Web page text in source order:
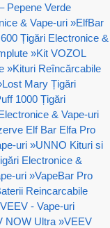
Pepene Verde
& Vape-uri »ElfBar
Țigări Electronice &
»Kit VOZOL
»Kituri Reîncărcabile
Lost Mary Țigări
1000 Țigări
& Vape-uri
Elf Bar Elfa Pro
uri »UNNO Kituri si
Electronice &
uri »VapeBar Pro
Reincarcabile
VEEV - Vape-uri
NOW Ultra »VEEV